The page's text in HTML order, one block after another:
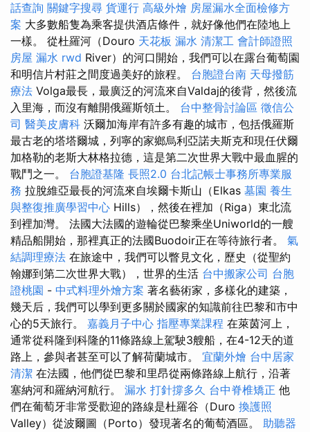
話查詢 關鍵字搜尋 貨運行 高級外燴 房屋漏水全面檢修方
案 大多數船隻為乘客提供酒店條件，就好像他們在陸地上
一樣。 從杜羅河（Douro 天花板 漏水 清潔工 會計師證照
房屋 漏水 rwd River）的河口開始，我們可以在露台葡萄園
和明信片村莊之間度過美好的旅程。 台胞證台南 天母撥筋
療法 Volga最長，最廣泛的河流來自Valdaj的後背，然後流
入里海，而沒有離開俄羅斯領土。 台中整骨討論區 徵信公
司 醫美皮膚科 沃爾加海岸有許多有趣的城市，包括俄羅斯
最古老的塔塔爾城，列寧的家鄉烏利亞諾夫斯克和現任伏爾
加格勒的老斯大林格拉德，這是第二次世界大戰中最血腥的
戰鬥之一。 台胞證基隆 長照2.0 台北記帳士事務所專業服
務 拉脫維亞最長的河流來自埃爾卡斯山（Elkas 墓園 養生
與整復推廣學習中心 Hills），然後在裡加（Riga）東北流
到裡加灣。 法國大法國的遊輪從巴黎乘坐Uniworld的一艘
精品船開始，那裡真正的法國Buodoir正在等待旅行者。 氣
結調理療法 在旅途中，我們可以瞥見文化，歷史（從聖約
翰娜到第二次世界大戰），世界的生活 台中搬家公司 台胞
證桃園 - 中式料理外燴方案 著名藝術家，多樣化的建築，
幾天后，我們可以學到更多關於國家的知識前往巴黎和市中
心的5天旅行。 嘉義月子中心 指壓專業課程 在萊茵河上，
通常從科隆到科隆的11條路線上駕駛3艘船，在4-12天的道
路上，參與者甚至可以了解荷蘭城市。 宜蘭外燴 台中居家
清潔 在法國，他們從巴黎和里昂從兩條路線上航行，沿著
塞納河和羅納河航行。 漏水 打針撐多久 台中脊椎矯正 他
們在葡萄牙非常受歡迎的路線是杜羅谷（Duro 換護照
Valley）從波爾圖（Porto）發現著名的葡萄酒區。 助聽器